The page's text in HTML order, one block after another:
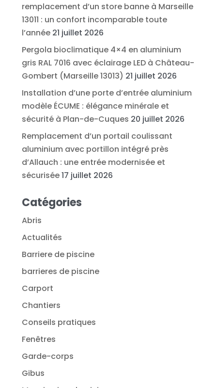
remplacement d’un store banne à Marseille
13011 : un confort incomparable toute
l’année 21 juillet 2026
Pergola bioclimatique 4×4 en aluminium
gris RAL 7016 avec éclairage LED à Château-
Gombert (Marseille 13013) 21 juillet 2026
Installation d’une porte d’entrée aluminium
modèle ÉCUME : élégance minérale et
sécurité à Plan-de-Cuques 20 juillet 2026
Remplacement d’un portail coulissant
aluminium avec portillon intégré près
d’Allauch : une entrée modernisée et
sécurisée17 juillet 2026
Catégories
Abris
Actualités
Barriere de piscine
barrieres de piscine
Carport
Chantiers
Conseils pratiques
Fenêtres
Garde-corps
Gibus